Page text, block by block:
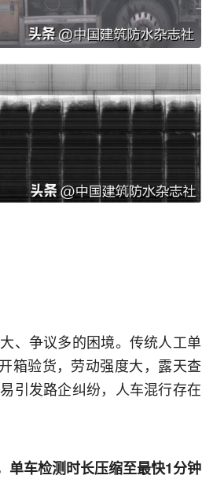
、争议多的困境。传统人工单
箱验货，劳动强度大，露天查
引发路企纠纷，人车混行存在
单车检测时长压缩至最快1分钟